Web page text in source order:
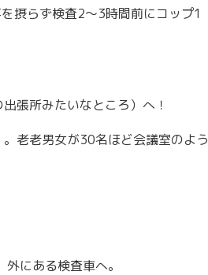
摂らず検査2〜3時間前にコップ1
張所みたいなところ）へ！
老老男女が30名ほど会議室のよう
にある検査車へ。